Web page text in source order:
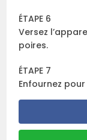
ÉTAPE 6
Versez
poires.
ÉTAPE 7
Enfournez